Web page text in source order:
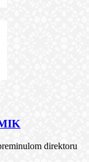
direktoru